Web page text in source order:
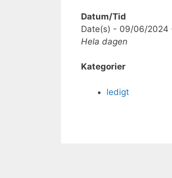
Datum/Tid
Date(s) - 09/06/2024
Hela dagen
Kategorier
ledigt